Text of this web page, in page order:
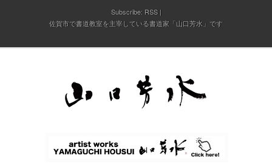
Subscribe: RSS
佐賀市で書道教室を主宰している書道家「山口芳水」です